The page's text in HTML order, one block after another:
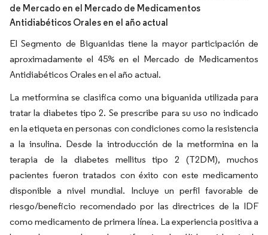
de Mercado en el Mercado de Medicamentos
Antidiabéticos Orales en el año actual
El Segmento de Biguanidas tiene la mayor participación de
aproximadamente el 45% en el Mercado de Medicamentos
Antidiabéticos Orales en el año actual.
La metformina se clasifica como una biguanida utilizada para
tratar la diabetes tipo 2. Se prescribe para su uso no indicado
en la etiqueta en personas con condiciones como la resistencia
a la insulina. Desde la introducción de la metformina en la
terapia de la diabetes mellitus tipo 2 (T2DM), muchos
pacientes fueron tratados con éxito con este medicamento
disponible a nivel mundial. Incluye un perfil favorable de
riesgo/beneficio recomendado por las directrices de la IDF
como medicamento de primera línea. La experiencia positiva a